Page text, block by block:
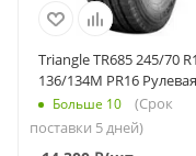
Triangle TR685 245/70
136/134M PR16 Рулевая
Больше 10
(Срок
поставки 5 дней)